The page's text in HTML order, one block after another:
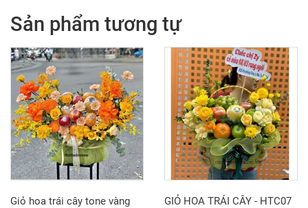
Sản phẩm tương tự
Giỏ hoa trái cây tone vàng
GIỎ HOA TRÁI CÂY - HTC07